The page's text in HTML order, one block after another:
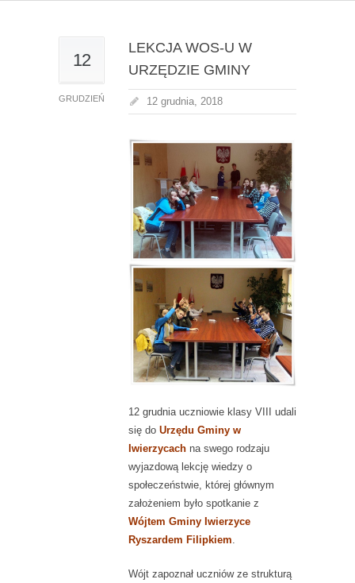
12
GRUDZIEŃ
LEKCJA WOS-U W
URZĘDZIE GMINY
12 grudnia, 2018
12 grudnia uczniowie klasy VIII udali
się do Urzędu Gminy w
Iwierzycach na swego rodzaju
wyjazdową lekcję wiedzy o
społeczeństwie, której głównym
założeniem było spotkanie z
Wójtem Gminy Iwierzyce
Ryszardem Filipkiem.
Wójt zapoznał uczniów ze strukturą